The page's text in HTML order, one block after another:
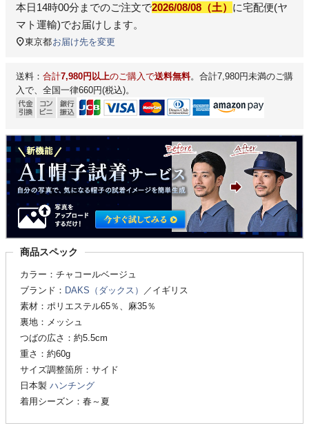
本日14時00分 までのご注文で2026/08/08（土） に宅配便(ヤ
マト運輸)でお届けします。
東京都お届け先を変更
送料： 合計7,980円以上のご購入で送料無料。合計7,980円未満のご購
入で、全国一律660円(税込)。
商品スペック
カラー：チャコールベージュ
ブランド： DAKS（ダックス）
／イギリス
素材：ポリエステル65％、麻35％
裏地：メッシュ
つばの広さ：約5.5cm
重さ：約60g
サイズ調整箇所：サイド
日本製 ハンチング
着用シーズン：春～夏